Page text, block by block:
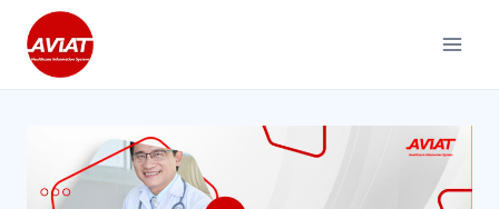
content